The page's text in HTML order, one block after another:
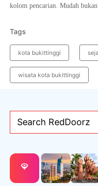
kolom pencarian. Mudah
Tags
kota bukittinggi
wisata kota bukittinggi
Search RedDoorz